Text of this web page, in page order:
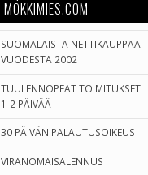
MÖKKIMIES.COM
SUOMALAISTA NETTIKAUPPAA
VUODESTA 2002
TUULENNOPEAT TOIMITUKSET
1-2 PÄIVÄÄ
30 PÄIVÄN PALAUTUSOIKEUS
VIRANOMAISALENNUS